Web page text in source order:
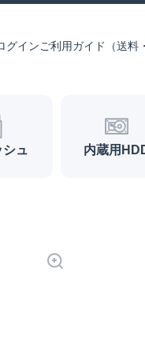
グインご利用ガイド（送料
シュ 内蔵用